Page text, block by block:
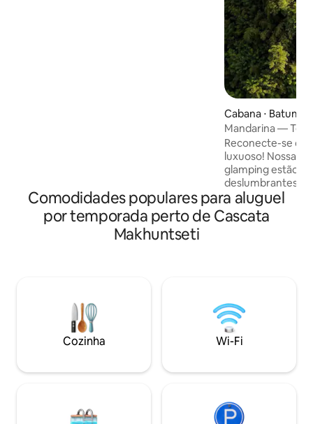
Cabana ⋅ Batumi
Mandarina —
Reconecte-se
luxuoso! Nossas tendas boutique de
glamping estão
deslumbrantes
apenas 8 km da
Batumi. Acorde
deslumbrantes –
por terraços de
exuberante e
cativantes da
Comodidades populares para aluguel
por temporada perto de Cascata
Makhuntseti
Cozinha Wi-Fi